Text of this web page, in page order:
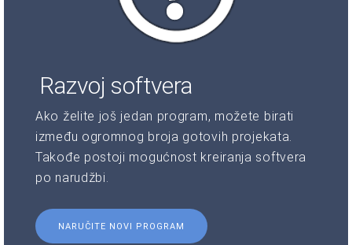
Razvoj softvera
Ako želite još jedan program, možete birati
između ogromnog broja gotovih projekata.
Takođe postoji mogućnost kreiranja softvera
po narudžbi.
NARUČITE NOVI PROGRAM